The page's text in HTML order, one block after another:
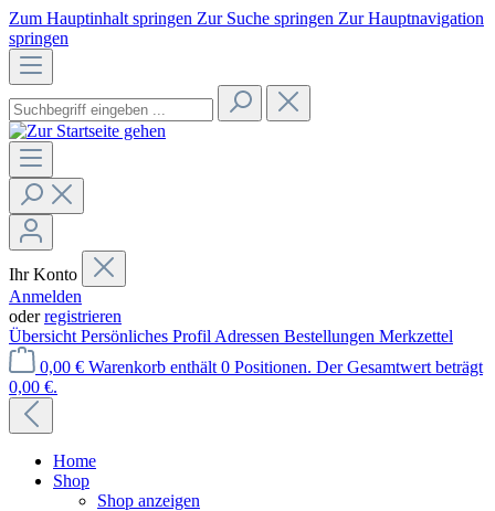
Zum Hauptinhalt springen Zur Suche springen Zur Hauptnavigation
springen
Ihr Konto
Anmelden
oderregistrieren
Übersicht Persönliches Profil Adressen Bestellungen Merkzettel
0,00 € Warenkorb enthält 0 Positionen. Der Gesamtwert beträgt
0,00 €.
Home
Shop
Shop anzeigen